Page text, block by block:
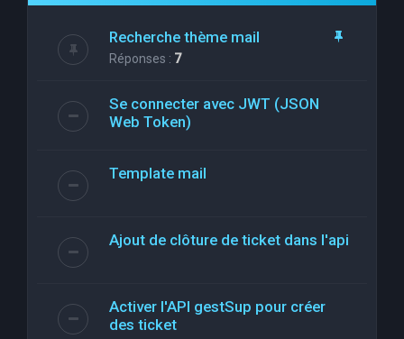
Recherche thème mail
Réponses : 7
Se connecter avec JWT (JSON
Web Token)
Template mail
Ajout de clôture de ticket dans l'api
Activer l'API gestSup pour créer
des ticket